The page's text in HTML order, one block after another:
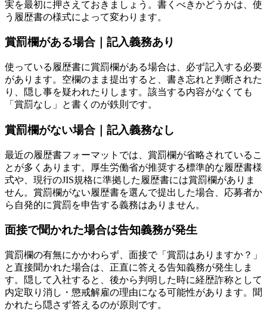
実を最初に押さえておきましょう。書くべきかどうかは、使
う履歴書の様式によって変わります。
賞罰欄がある場合｜記入義務あり
使っている履歴書に賞罰欄がある場合は、必ず記入する必要
があります。空欄のまま提出すると、書き忘れと判断された
り、隠し事を疑われたりします。該当する内容がなくても
「賞罰なし」と書くのが鉄則です。
賞罰欄がない場合｜記入義務なし
最近の履歴書フォーマットでは、賞罰欄が省略されているこ
とが多くあります。厚生労働省が推奨する標準的な履歴書様
式や、現行のJIS規格に準拠した履歴書には賞罰欄がありま
せん。賞罰欄がない履歴書を選んで提出した場合、応募者か
ら自発的に賞罰を申告する義務はありません。
面接で聞かれた場合は告知義務が発生
賞罰欄の有無にかかわらず、面接で「賞罰はありますか？」
と直接聞かれた場合は、正直に答える告知義務が発生しま
す。隠して入社すると、後から判明した時に経歴詐称として
内定取り消し・懲戒解雇の理由になる可能性があります。聞
かれたら隠さず答えるのが原則です。